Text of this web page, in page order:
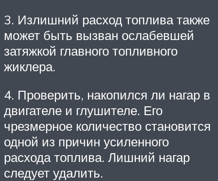
3. Излишний расход топлива также
может быть вызван ослабевшей
затяжкой главного топливного
жиклера.
4. Проверить, накопился ли нагар в
двигателе и глушителе. Его
чрезмерное количество становится
одной из причин усиленного
расхода топлива. Лишний нагар
следует удалить.